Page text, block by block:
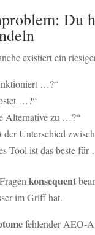
Du
existiert ein
…?“
…?“
Alternative zu …?“
der Unterschied
Tool ist das beste
konsequent
im Griff hat.
fehlender AEO-